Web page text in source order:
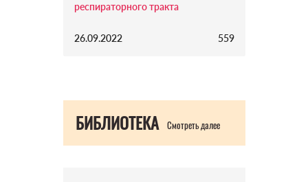
респираторного тракта
26.09.2022 559
БИБЛИОТЕКА Смотреть далее